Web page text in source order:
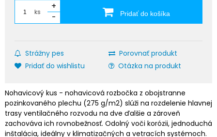
ks
+
-
Pridať do košíka
Strážny pes
Porovnať produkt
Pridať do wishlistu
Otázka na produkt
Nohavicový kus - nohavicová rozbočka z obojstranne
pozinkovaného plechu (275 g/m2) slúži na rozdelenie hlavnej
trasy ventilačného rozvodu na dve ďalšie a zároveň
zachováva ich rovnobežnosť. Odolný voči korózii, jednoduchá
inštalácia, ideálny v klimatizačných a vetracích systémoch.